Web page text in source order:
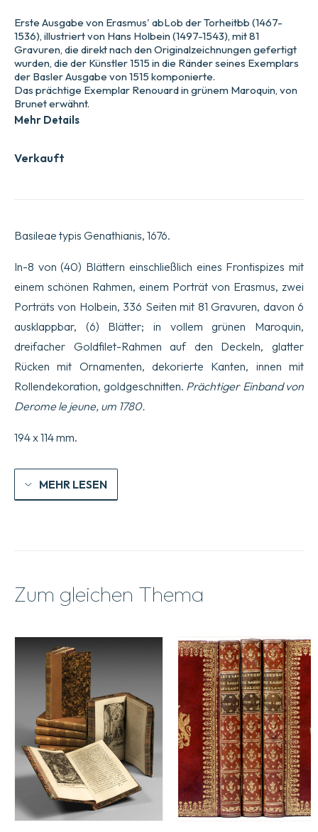
Verkauft
Erste Ausgabe von Erasmus' abLob der Torheitbb (1467-
1536), illustriert von Hans Holbein (1497-1543), mit 81
Gravuren, die direkt nach den Originalzeichnungen gefertigt
wurden, die der Künstler 1515 in die Ränder seines Exemplars
der Basler Ausgabe von 1515 komponierte.
Das prächtige Exemplar Renouard in grünem Maroquin, von
Brunet erwähnt.
Mehr Details
Basileae typis Genathianis, 1676.
In-8 von (40) Blättern einschließlich eines Frontispizes mit
einem schönen Rahmen, einem Porträt von Erasmus, zwei
Porträts von Holbein, 336 Seiten mit 81 Gravuren, davon 6
ausklappbar, (6) Blätter; in vollem grünen Maroquin,
dreifacher Goldfilet-Rahmen auf den Deckeln, glatter
Rücken mit Ornamenten, dekorierte Kanten, innen mit
Rollendekoration, goldgeschnitten. Prächtiger Einband von
Derome le jeune, um 1780.
194 x 114 mm.
MEHR LESEN
Zum gleichen Thema